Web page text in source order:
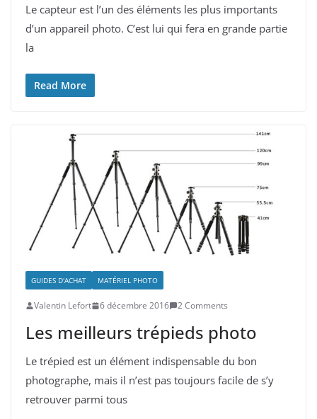
Le capteur est l’un des éléments les plus importants
d’un appareil photo. C’est lui qui fera en grande partie
la
Read More
GUIDES D'ACHAT MATÉRIEL PHOTO
Valentin Lefort 6 décembre 2016 2 Comments
Les meilleurs trépieds photo
Le trépied est un élément indispensable du bon
photographe, mais il n’est pas toujours facile de s’y
retrouver parmi tous